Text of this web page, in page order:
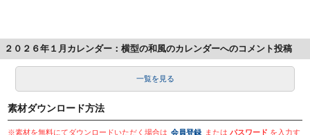
２０２６年１月カレンダー：横型の和風のカレンダーへのコメント投稿
一覧を見る
素材ダウンロード方法
※素材を無料にてダウンロードいただく場合は 会員登録 またはパスワード を入力す